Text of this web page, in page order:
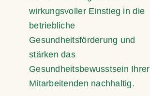
wirkungsvoller Einstieg in die
betriebliche
Gesundheitsförderung und
stärken das
Gesundheitsbewusstsein Ihrer
Mitarbeitenden nachhaltig.